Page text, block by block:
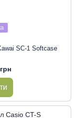
SC-1 Softcase